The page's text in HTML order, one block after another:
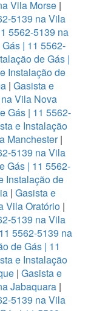
Vila Morse|
5139 na Vila
5562-5139 na
| 11 5562-
de Gás |
Instalação de
| Gasista e
Vila Nova
Gás | 11 5562-
e Instalação
Manchester|
5139 na Vila
Gás | 11 5562-
Instalação de
| Gasista e
Vila Oratório |
5139 na Vila
5562-5139 na
de Gás | 11
e Instalação
| Gasista e
Jabaquara|
5139 na Vila